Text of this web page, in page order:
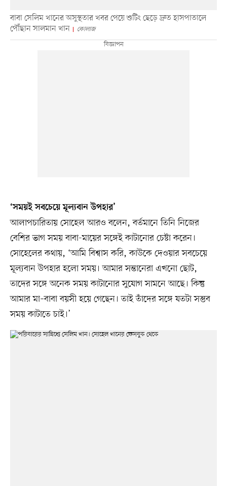
বাবা সেলিম খানের অসুস্থতার খবর পেয়ে শুটিং ছেড়ে দ্রুত হাসপাতালে
পৌঁছান সালমান খান
কোলাজ
‘সময়ই সবচেয়ে মূল্যবান উপহার’
আলাপচারিতায় সোহেল আরও বলেন, বর্তমানে তিনি নিজের
বেশির ভাগ সময় বাবা-মায়ের সঙ্গেই কাটানোর চেষ্টা করেন।
সোহেলের কথায়, ‘আমি বিশ্বাস করি, কাউকে দেওয়ার সবচেয়ে
মূল্যবান উপহার হলো সময়। আমার সন্তানেরা এখনো ছোট,
তাদের সঙ্গে অনেক সময় কাটানোর সুযোগ সামনে আছে। কিন্তু
আমার মা–বাবা বয়সী হয়ে গেছেন। তাই তাঁদের সঙ্গে যতটা সম্ভব
সময় কাটাতে চাই।’